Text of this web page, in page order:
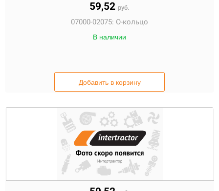
59,52 руб.
07000-02075: О-кольцо
В наличии
Добавить в корзину